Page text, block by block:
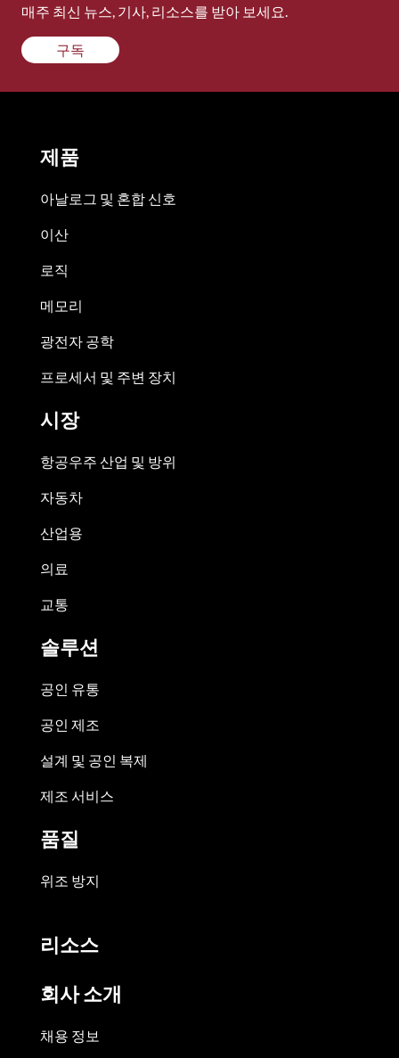
매주 최신 뉴스, 기사, 리소스를 받아 보세요.
구독
제품
아날로그 및 혼합 신호
이산
로직
메모리
광전자 공학
프로세서 및 주변 장치
시장
항공우주 산업 및 방위
자동차
산업용
의료
교통
솔루션
공인 유통
공인 제조
설계 및 공인 복제
제조 서비스
품질
위조 방지
리소스
회사 소개
채용 정보